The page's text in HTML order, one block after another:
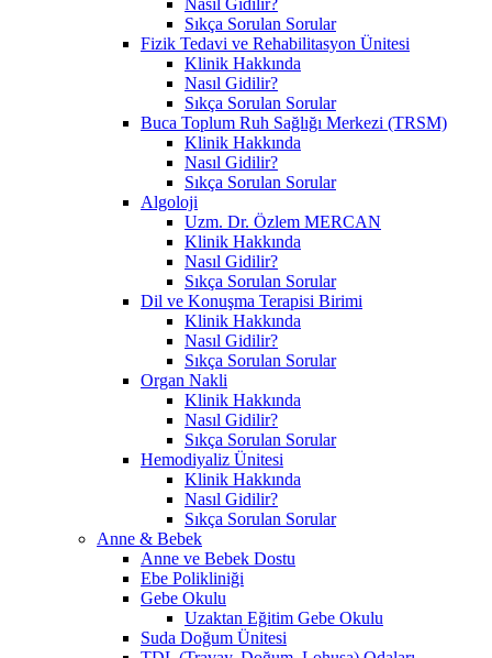
Sıkça Sorulan Sorular
Fizik Tedavi ve Rehabilitasyon Ünitesi
Klinik Hakkında
Nasıl Gidilir?
Sıkça Sorulan Sorular
Buca Toplum Ruh Sağlığı Merkezi (TRSM)
Klinik Hakkında
Nasıl Gidilir?
Sıkça Sorulan Sorular
Algoloji
Uzm. Dr. Özlem MERCAN
Klinik Hakkında
Nasıl Gidilir?
Sıkça Sorulan Sorular
Dil ve Konuşma Terapisi Birimi
Klinik Hakkında
Nasıl Gidilir?
Sıkça Sorulan Sorular
Organ Nakli
Klinik Hakkında
Nasıl Gidilir?
Sıkça Sorulan Sorular
Hemodiyaliz Ünitesi
Klinik Hakkında
Nasıl Gidilir?
Sıkça Sorulan Sorular
Anne & Bebek
Anne ve Bebek Dostu
Ebe Polikliniği
Gebe Okulu
Uzaktan Eğitim Gebe Okulu
Suda Doğum Ünitesi